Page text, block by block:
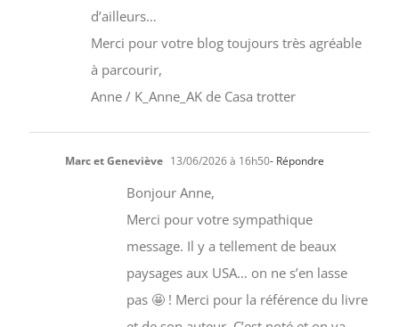
d’ailleurs…
Merci pour votre blog toujours très agréable
à parcourir,
Anne / K_Anne_AK de Casa trotter
Marc et Geneviève 13/06/2026 à 16h50- Répondre
Bonjour Anne,
Merci pour votre sympathique
message. Il y a tellement de beaux
paysages aux USA… on ne s’en lasse
pas 🤩 ! Merci pour la référence du livre